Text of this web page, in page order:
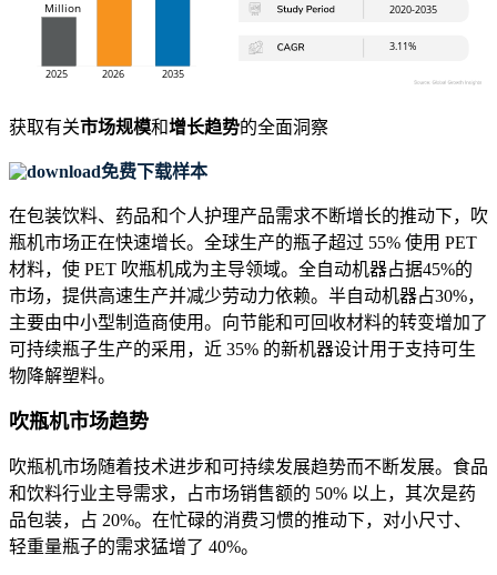
获取有关市场规模和增长趋势的全面洞察
免费下载样本
在包装饮料、药品和个人护理产品需求不断增长的推动下，吹
瓶机市场正在快速增长。全球生产的瓶子超过 55% 使用 PET
材料，使 PET 吹瓶机成为主导领域。全自动机器占据45%的
市场，提供高速生产并减少劳动力依赖。半自动机器占30%，
主要由中小型制造商使用。向节能和可回收材料的转变增加了
可持续瓶子生产的采用，近 35% 的新机器设计用于支持可生
物降解塑料。
吹瓶机市场趋势
吹瓶机市场随着技术进步和可持续发展趋势而不断发展。食品
和饮料行业主导需求，占市场销售额的 50% 以上，其次是药
品包装，占 20%。在忙碌的消费习惯的推动下，对小尺寸、
轻重量瓶子的需求猛增了 40%。